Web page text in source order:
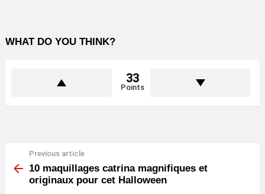
WHAT DO YOU THINK?
33
Points
more
Previous article
10 maquillages catrina magnifiques et
originaux pour cet Halloween